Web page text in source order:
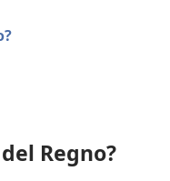
Regno?